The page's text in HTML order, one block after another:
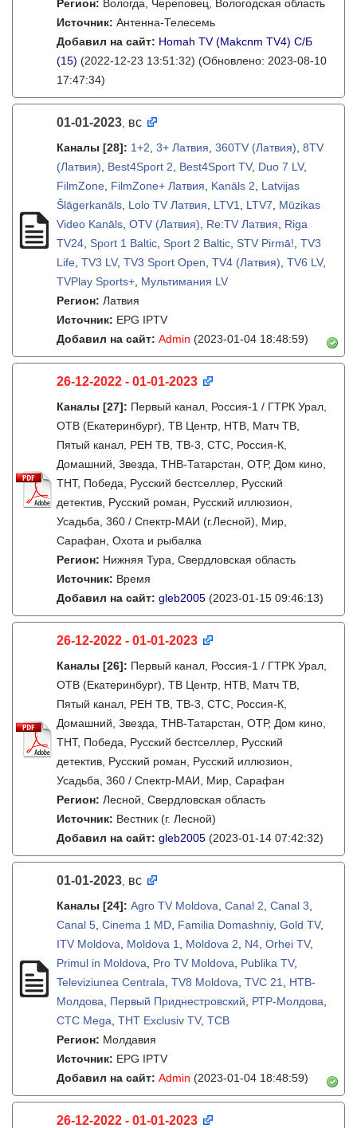
Регион: Вологда, Череповец, Вологодская область
Источник: Антенна-Телесемь
Добавил на сайт: Homah TV (Makcnm TV4) C/Б
(15) (2022-12-23 13:51:32) (Обновлено: 2023-08-10
17:47:34)
01-01-2023, вс
Каналы [28]: 1+2 3+ Латвия 360TV (Латвия) 8TV
(Латвия)
Best4Sport 2 Best4Sport TV, Duo 7 LV,
FilmZone FilmZone+ Латвия Kanāls 2
Latvijas
Šlāgerkanāls Lolo TV Латвия LTV1 LTV7
Mūzikas
Video Kanāls OTV (Латвия) Re:TV Латвия
Riga
TV24 Sport 1 Baltic Sport 2 Baltic STV Pirmā! TV3
Life TV3 LV, TV3 Sport Open TV4 (Латвия) TV6 LV,
TVPlay Sports+ Мультимания LV
Регион: Латвия
Источник: EPG IPTV
Добавил на сайт: Admin (2023-01-04 18:48:59)
26-12-2022 - 01-01-2023
Каналы [27]: Первый канал, Россия-1 / ГТРК Урал,
ОТВ (Екатеринбург), ТВ Центр, НТВ, Матч ТВ,
Пятый канал, РЕН ТВ, ТВ-3, СТС, Россия-К,
Домашний, Звезда, ТНВ-Татарстан, ОТР, Дом кино,
ТНТ, Победа, Русский бестселлер, Русский
детектив, Русский роман, Русский иллюзион,
Усадьба, 360 / Спектр-МАИ (г.Лесной), Мир,
Сарафан, Охота и рыбалка
Регион: Нижняя Тура, Свердловская область
Источник: Время
Добавил на сайт: gleb2005 (2023-01-15 09:46:13)
26-12-2022 - 01-01-2023
Каналы [26]: Первый канал, Россия-1 / ГТРК Урал,
ОТВ (Екатеринбург), ТВ Центр, НТВ, Матч ТВ,
Пятый канал, РЕН ТВ, ТВ-3, СТС, Россия-К,
Домашний, Звезда, ТНВ-Татарстан, ОТР, Дом кино,
ТНТ, Победа, Русский бестселлер, Русский
детектив, Русский роман, Русский иллюзион,
Усадьба, 360 / Спектр-МАИ, Мир, Сарафан
Регион: Лесной, Свердловская область
Источник: Вестник (г. Лесной)
Добавил на сайт: gleb2005 (2023-01-14 07:42:32)
01-01-2023, вс
Каналы [24]: Agro TV Moldova Canal 2 Canal 3
Canal 5 Cinema 1 MD Familia Domashniy, Gold TV,
ITV Moldova
Moldova 1 Moldova 2 N4 Orhei TV,
Primul in Moldova
Pro TV Moldova Publika TV,
Televiziunea Centrala TV8 Moldova TVC 21
НТВ-
Молдова
Первый Приднестровский РТР-Молдова
СТС Mega ТНТ Exclusiv TV, ТСВ
Регион: Молдавия
Источник: EPG IPTV
Добавил на сайт: Admin (2023-01-04 18:48:59)
26-12-2022 - 01-01-2023